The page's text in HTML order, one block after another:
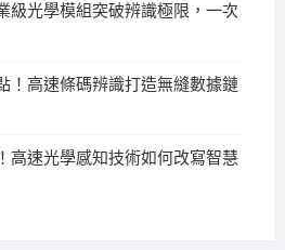
級光學模組突破辨識極限，一次
！高速條碼辨識打造無縫數據鏈
高速光學感知技術如何改寫智慧